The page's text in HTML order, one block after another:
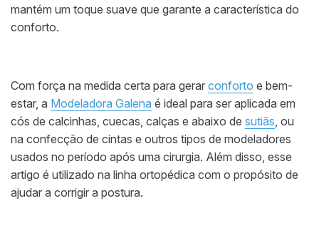
mantém um toque suave que garante a característica do
conforto.
Com força na medida certa para gerar conforto e bem-
estar, a Modeladora Galena é ideal para ser aplicada em
cós de calcinhas, cuecas, calças e abaixo de sutiãs, ou
na confecção de cintas e outros tipos de modeladores
usados no período após uma cirurgia. Além disso, esse
artigo é utilizado na linha ortopédica com o propósito de
ajudar a corrigir a postura.